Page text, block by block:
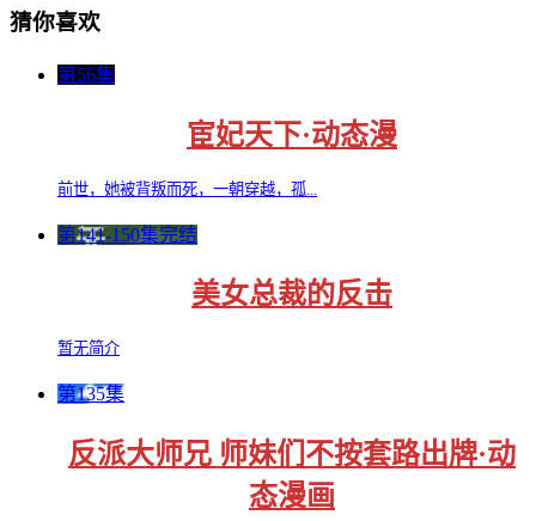
猜你喜欢
第56集
宦妃天下·动态漫
前世，她被背叛而死，一朝穿越，孤...
第141-150集完结
美女总裁的反击
暂无简介
第135集
反派大师兄 师妹们不按套路出牌·动
态漫画